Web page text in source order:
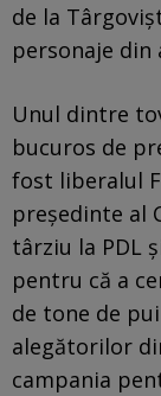
de la
personaje din
Unul dintre
bucuros de
fost liberalul
președinte al
târziu la PDL
pentru că a
de tone de
alegătorilor
campania